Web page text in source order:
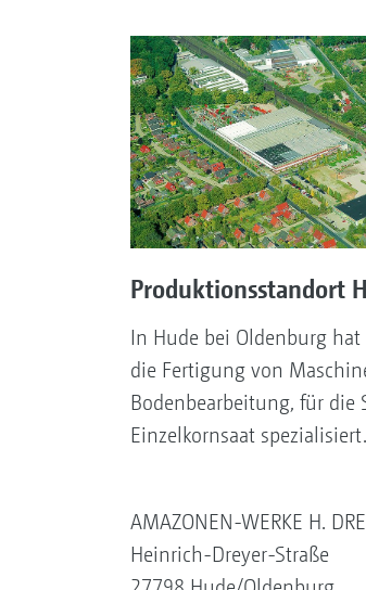
Produktionsstandort
In Hude bei Oldenburg
die Fertigung von
Bodenbearbeitung, für die
Einzelkornsaat spezialisiert.
AMAZONEN-WERKE H.
Heinrich-Dreyer-Straße